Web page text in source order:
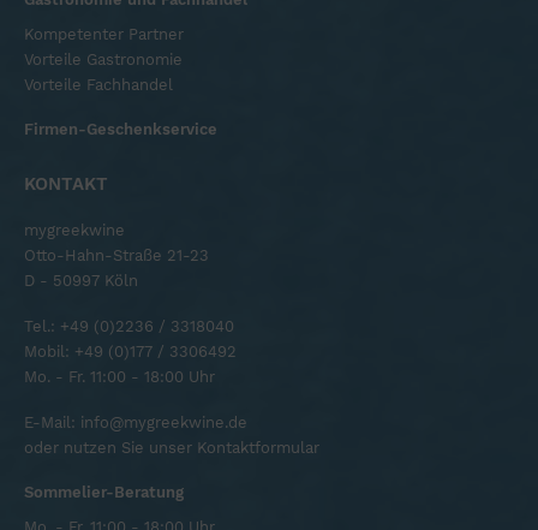
Kompetenter Partner
Vorteile Gastronomie
Vorteile Fachhandel
Firmen-Geschenkservice
KONTAKT
mygreekwine
Otto-Hahn-Straße 21-23
D - 50997 Köln
Tel.: +49 (0)2236 / 3318040
Mobil: +49 (0)177 / 3306492
Mo. - Fr. 11:00 - 18:00 Uhr
E-Mail: info@mygreekwine.de
oder nutzen Sie unser Kontaktformular
Sommelier-Beratung